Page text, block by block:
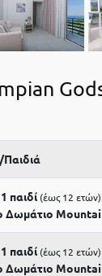
παιδί έως 12 ετών
Δωμάτιο
παιδί έως 12 ετών
Δωμάτιο